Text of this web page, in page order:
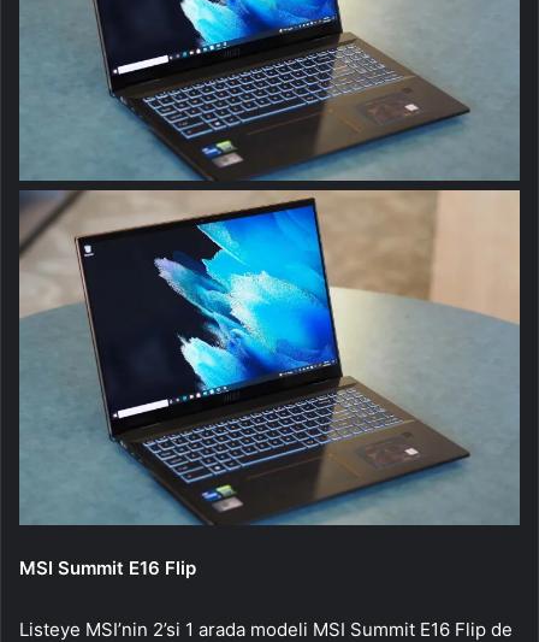
MSI Summit E16 Flip
Listeye MSI’nin 2’si 1 arada modeli MSI Summit E16 Flip de